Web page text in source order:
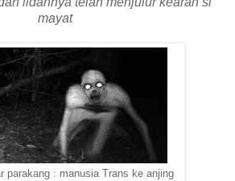
mayat
parakang : manusia Trans ke anjing